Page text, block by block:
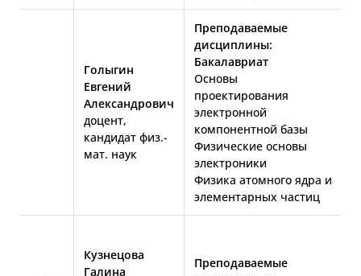
Голыгин
Евгений
Александрович
доцент,
кандидат физ.-
мат. наук
Преподаваемые
дисциплины:
Бакалавриат
Основы
проектирования
электронной
компонентной базы
Физические основы
электроники
Физика атомного ядра и
элементарных частиц
Кузнецова
Галина
Преподаваемые